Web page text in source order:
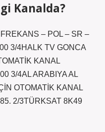
Kanalda?
– POL – SR –
3/4HALK TV GONCA
KANAL
3/4AL ARABIYA AL
OTOMATİK KANAL
2/3TÜRKSAT 8K49